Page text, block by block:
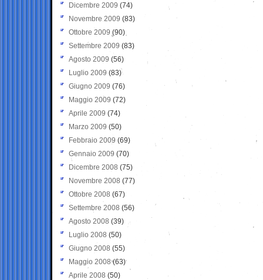
Dicembre 2009 (74)
Novembre 2009 (83)
Ottobre 2009 (90)
Settembre 2009 (83)
Agosto 2009 (56)
Luglio 2009 (83)
Giugno 2009 (76)
Maggio 2009 (72)
Aprile 2009 (74)
Marzo 2009 (50)
Febbraio 2009 (69)
Gennaio 2009 (70)
Dicembre 2008 (75)
Novembre 2008 (77)
Ottobre 2008 (67)
Settembre 2008 (56)
Agosto 2008 (39)
Luglio 2008 (50)
Giugno 2008 (55)
Maggio 2008(63)
Aprile 2008 (50)